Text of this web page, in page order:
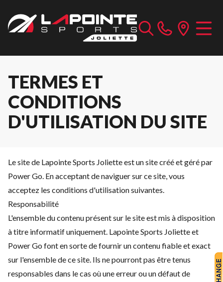
TERMES ET
CONDITIONS
D'UTILISATION DU SITE
Le site de Lapointe Sports Joliette est un site créé et géré par
Power Go. En acceptant de naviguer sur ce site, vous
acceptez les conditions d'utilisation suivantes.
Responsabilité
L'ensemble du contenu présent sur le site est mis à disposition
à titre informatif uniquement. Lapointe Sports Joliette et
Power Go font en sorte de fournir un contenu fiable et exact
sur l'ensemble de ce site. Ils ne pourront pas être tenus
responsables dans le cas où une erreur ou un défaut de